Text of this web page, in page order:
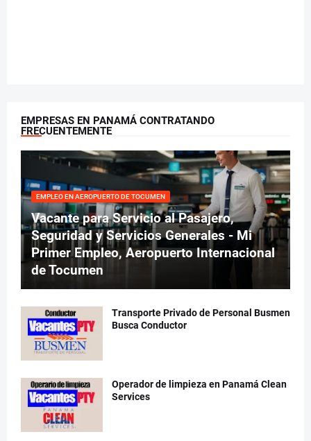
EMPRESAS EN PANAMÁ CONTRATANDO
FRECUENTEMENTE
EMPLEO EN AEROPUERTO DE TOCUMEN
Vacante para Servicio al Pasajero,
Seguridad y Servicios Generales - Mi
Primer Empleo, Aeropuerto Internacional
de Tocumen
Transporte Privado de Personal Busmen
Busca Conductor
Operador de limpieza en Panamá Clean
Services